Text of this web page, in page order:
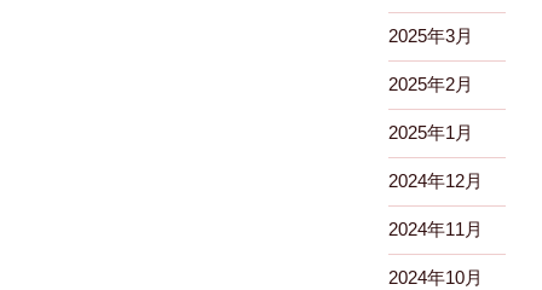
2025年3月
2025年2月
2025年1月
2024年12月
2024年11月
2024年10月